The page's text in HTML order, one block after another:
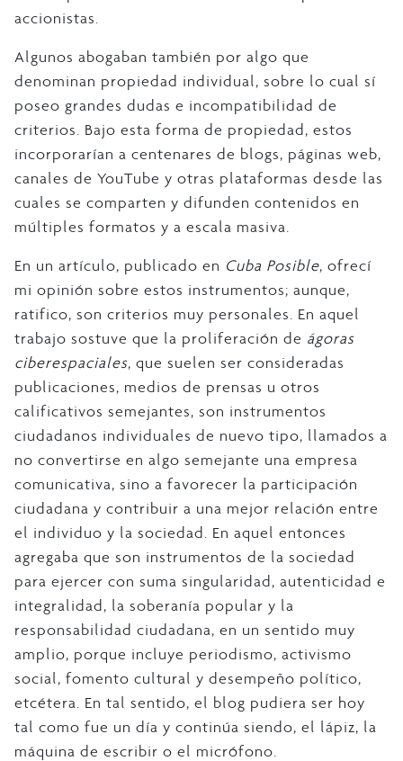
accionistas.
Algunos abogaban también por algo que
denominan propiedad individual, sobre lo cual sí
poseo grandes dudas e incompatibilidad de
criterios. Bajo esta forma de propiedad, estos
incorporarían a centenares de blogs, páginas web,
canales de YouTube y otras plataformas desde las
cuales se comparten y difunden contenidos en
múltiples formatos y a escala masiva.
En un artículo, publicado en Cuba Posible, ofrecí
mi opinión sobre estos instrumentos; aunque,
ratifico, son criterios muy personales. En aquel
trabajo sostuve que la proliferación de ágoras
ciberespaciales, que suelen ser consideradas
publicaciones, medios de prensas u otros
calificativos semejantes, son instrumentos
ciudadanos individuales de nuevo tipo, llamados a
no convertirse en algo semejante una empresa
comunicativa, sino a favorecer la participación
ciudadana y contribuir a una mejor relación entre
el individuo y la sociedad. En aquel entonces
agregaba que son instrumentos de la sociedad
para ejercer con suma singularidad, autenticidad e
integralidad, la soberanía popular y la
responsabilidad ciudadana, en un sentido muy
amplio, porque incluye periodismo, activismo
social, fomento cultural y desempeño político,
etcétera. En tal sentido, el blog pudiera ser hoy
tal como fue un día y continúa siendo, el lápiz, la
máquina de escribir o el micrófono.